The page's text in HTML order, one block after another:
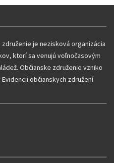
združenie je nezisková organizácia
ktorí sa venujú voľnočasovým
Občianske združenie vzniko
občianskych združení